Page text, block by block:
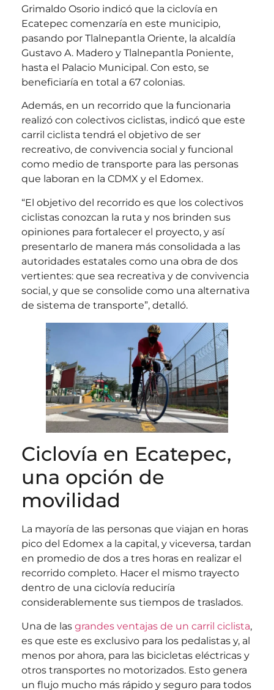
Grimaldo Osorio indicó que la ciclovía en
Ecatepec comenzaría en este municipio,
pasando por Tlalnepantla Oriente, la alcaldía
Gustavo A. Madero y Tlalnepantla Poniente,
hasta el Palacio Municipal. Con esto, se
beneficiaría en total a 67 colonias.
Además, en un recorrido que la funcionaria
realizó con colectivos ciclistas, indicó que este
carril ciclista tendrá el objetivo de ser
recreativo, de convivencia social y funcional
como medio de transporte para las personas
que laboran en la CDMX y el Edomex.
“El objetivo del recorrido es que los colectivos
ciclistas conozcan la ruta y nos brinden sus
opiniones para fortalecer el proyecto, y así
presentarlo de manera más consolidada a las
autoridades estatales como una obra de dos
vertientes: que sea recreativa y de convivencia
social, y que se consolide como una alternativa
de sistema de transporte”, detalló.
Ciclovía en Ecatepec,
una opción de
movilidad
La mayoría de las personas que viajan en horas
pico del Edomex a la capital, y viceversa, tardan
en promedio de dos a tres horas en realizar el
recorrido completo. Hacer el mismo trayecto
dentro de una ciclovía reduciría
considerablemente sus tiempos de traslados.
Una de las grandes ventajas de un carril ciclista,
es que este es exclusivo para los pedalistas y, al
menos por ahora, para las bicicletas eléctricas y
otros transportes no motorizados. Esto genera
un flujo mucho más rápido y seguro para todos